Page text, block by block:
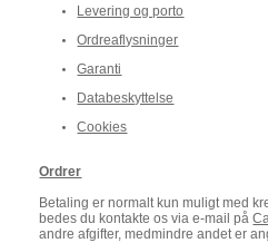
Levering og porto
Ordreaflysninger
Garanti
Databeskyttelse
Cookies
Ordrer
Betaling er normalt kun muligt med
bedes du kontakte os via e-mail på
andre afgifter, medmindre andet er